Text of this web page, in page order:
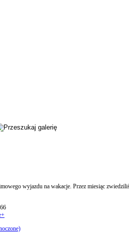
wyjazdu na wakacje. Przez miesiąc